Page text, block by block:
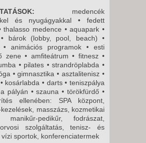
medencék
és nyugágyakkal • fedett
thalasso medence • aquapark •
bárok (lobby, pool, beach) •
• animációs programok • esti
zene • amfiteátrum • fitnesz •
• pilates • strandröplabda •
• gimnasztika • asztalitenisz •
kosárlabda • darts • teniszpálya
pályán • szauna • törökfürdő •
ellenében: SPA központ,
masszázs, kozmetikai
manikűr-pedikűr, fodrászat,
szolgáltatás, tenisz- és
sportok, konferenciatermek